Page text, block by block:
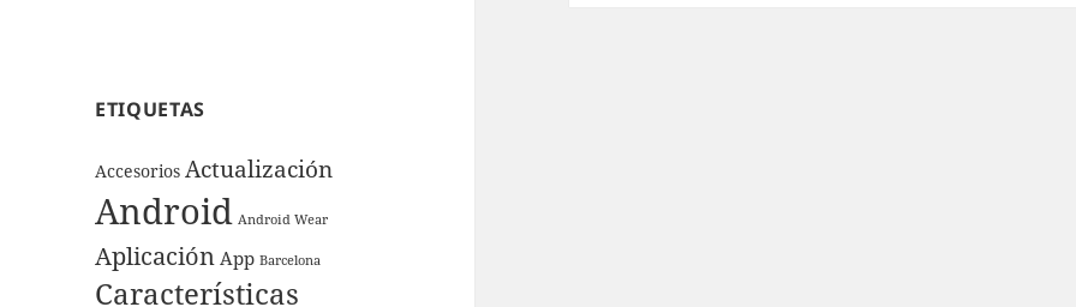
ETIQUETAS
Accesorios Actualización
Android Android Wear
Aplicación App Barcelona
Características